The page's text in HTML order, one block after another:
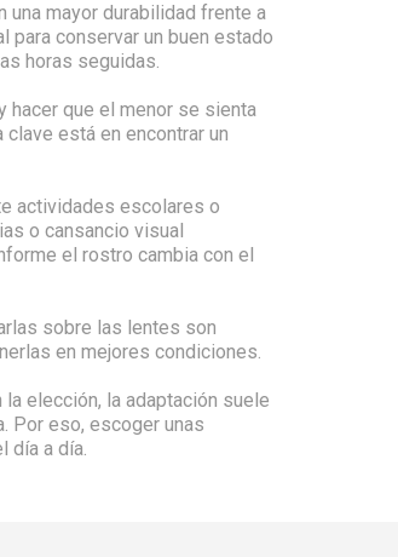
mayor durabilidad frente a
conservar un buen estado
horas seguidas.
hacer que el menor se sienta
está en encontrar un
actividades escolares o
o cansancio visual
el rostro cambia con el
sobre las lentes son
en mejores condiciones.
elección, la adaptación suele
Por eso, escoger unas
día a día.